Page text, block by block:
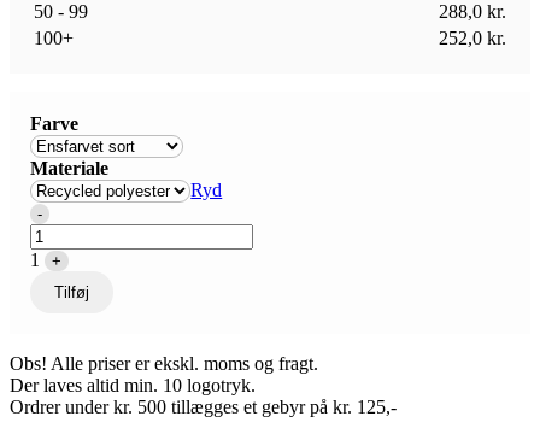
50 - 99
288,0 kr.
100+
252,0 kr.
Farve
Materiale
Ryd
Quantity
-
1
+
Tilføj
Obs! Alle priser er ekskl. moms og fragt.
Der laves altid min. 10 logotryk.
Ordrer under kr. 500 tillægges et gebyr på kr. 125,-